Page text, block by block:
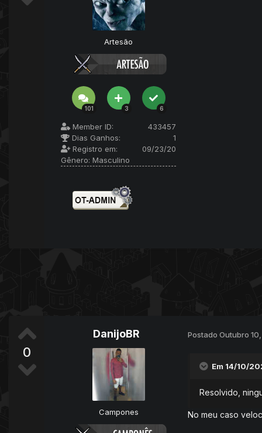
Artesão
101 3 6
Member ID:
433457
Dias Ganhos:
1
Registro em:
09/23/20
Gênero: Masculino
0
DanijoBR
Campones
Postado Outubro
Em 14/10/
Resolvido,
No meu caso